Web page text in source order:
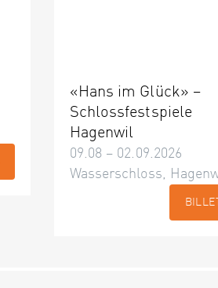
«Hans im Glück» –
Schlossfestspiele
Hagenwil
09.08 – 02.09.2026
Wasserschloss,